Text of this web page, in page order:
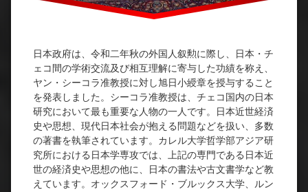
日本政府は、令和二年秋の外国人叙勲に際し、日本・チ
ェコ間の学術交流及び相互理解に寄与した功績を称え、
ヤン・シーコラ准教授に対し旭日小綬章を授与すること
を発表しました。シーコラ准教授は、チェコ国内の日本
研究において最も重要な人物の一人です。日本近世経済
史や思想、現代日本社会が抱える問題などを扱い、多数
の著書を執筆されています。カレル大学哲学部アジア研
究所における日本学専攻では、上記の専門である日本近
世の経済史や思想の他に、日本の書法や古文書学など教
えています。オックスフォード・ブルックス大学、ルン